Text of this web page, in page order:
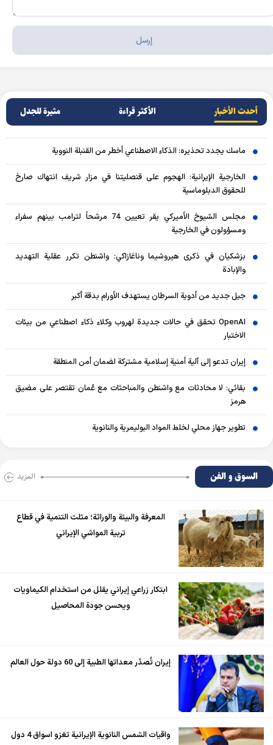
أحدث الأخبار الأکثر قراءة مثيرة للجدل
ماسك يجدد تحذيره: الذكاء الاصطناعي أخطر من القنبلة النووية
الخارجية الإيرانية: الهجوم على قنصليتنا في مزار شريف انتهاك صارخ
للحقوق الدبلوماسية
مجلس الشيوخ الأميركي يقر تعيين 74 مرشحاً لترامب بينهم سفراء
ومسؤولون في الخارجية
بزشكيان في ذكرى هيروشيما وناغازاكي: واشنطن تكرر عقلية التهديد
والإبادة
جيل جديد من أدوية السرطان يستهدف الأورام بدقة أكبر
OpenAI تحقق في حالات جديدة لهروب وكلاء ذكاء اصطناعي من بيئات
الاختبار
إيران تدعو إلى آلية أمنية إسلامية مشتركة لضمان أمن المنطقة
بقائي: لا محادثات مع واشنطن والمباحثات مع عُمان تقتصر على مضيق
هرمز
تطوير جهاز محلي لخلط المواد البوليمرية والنانوية
السوق و الفن المزید
المعرفة والبيئة والوراثة؛ مثلث التنمية في قطاع
تربية المواشي الإيراني
ابتكار زراعي إيراني يقلل من استخدام الكيماويات
ويحسن جودة المحاصيل
إيران تُصدّر معداتها الطبية إلى 60 دولة حول العالم
واقيات الشمس النانوية الإيرانية تغزو اسواق 4 دول